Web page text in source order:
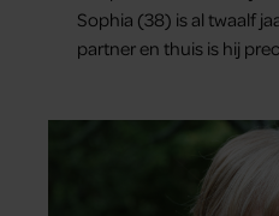
Sophia (38) is al twaalf
partner en thuis is hij
ze samen onder de